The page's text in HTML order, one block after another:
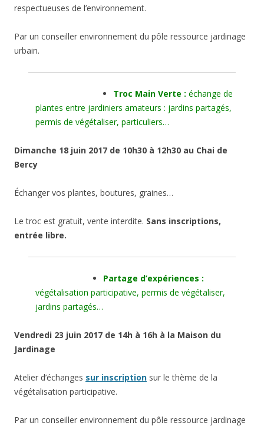
respectueuses de l’environnement.
Par un conseiller environnement du pôle ressource jardinage
urbain.
Troc Main Verte : échange de
plantes entre jardiniers amateurs : jardins partagés,
permis de végétaliser, particuliers…
Dimanche 18 juin 2017 de 10h30 à 12h30 au Chai de
Bercy
Échanger vos plantes, boutures, graines…
Le troc est gratuit, vente interdite. Sans inscriptions,
entrée libre.
Partage d’expériences :
végétalisation participative, permis de végétaliser,
jardins partagés…
Vendredi 23 juin 2017 de 14h à 16h à la Maison du
Jardinage
Atelier d’échanges sur inscription sur le thème de la
végétalisation participative.
Par un conseiller environnement du pôle ressource jardinage